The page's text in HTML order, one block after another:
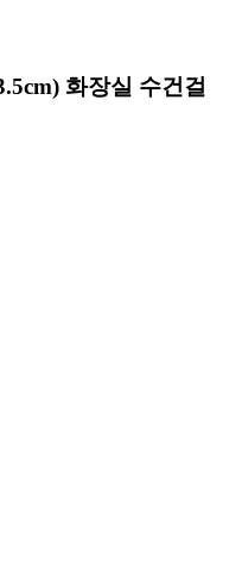
화장실 수건걸